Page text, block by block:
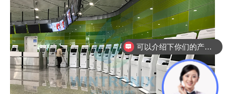
可以介绍下你们的产品么？